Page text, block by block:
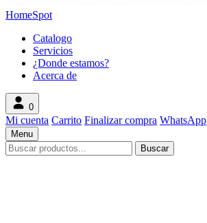
HomeSpot
Catalogo
Servicios
¿Donde estamos?
Acerca de
0
Mi cuenta Carrito Finalizar compra WhatsApp
Menu
Search
products
Buscar